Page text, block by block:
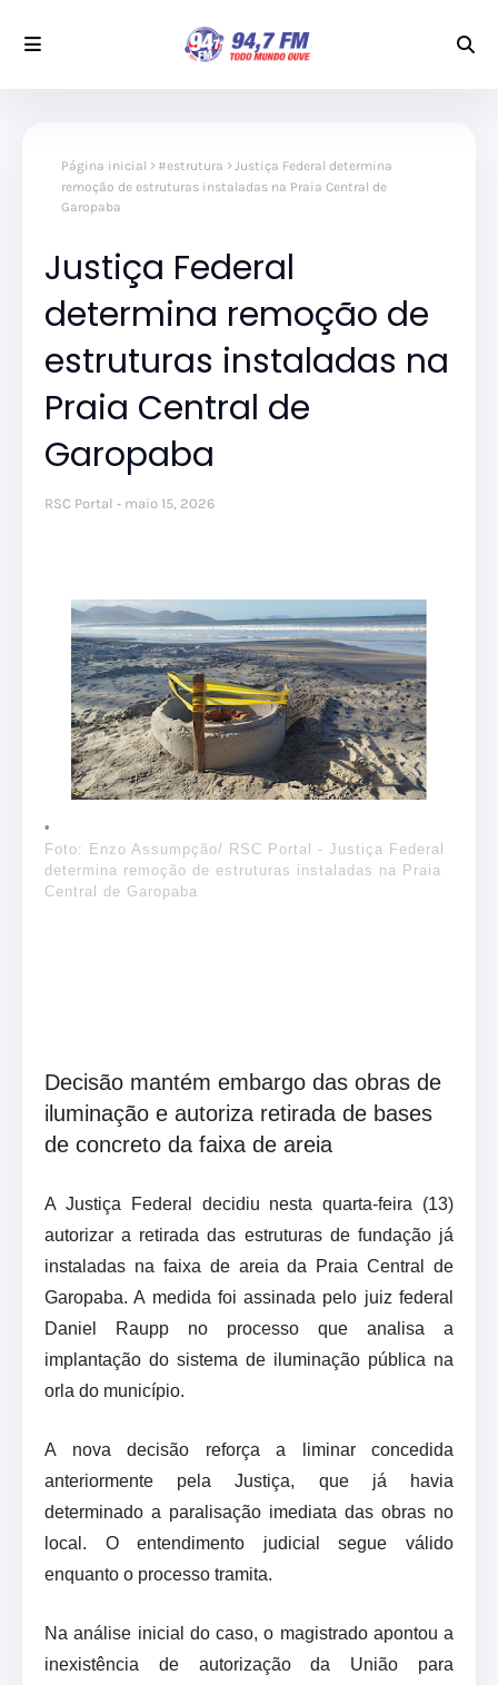
Página inicial #estrutura
Justiça Federal determina
remoção de estruturas instaladas na Praia Central de
Garopaba
Justiça Federal
determina remoção de
estruturas instaladas na
Praia Central de
Garopaba
RSC Portal maio 15, 2026
Foto: Enzo Assumpção/ RSC Portal - Justiça Federal
determina remoção de estruturas instaladas na Praia
Central de Garopaba
Decisão mantém embargo das obras de
iluminação e autoriza retirada de bases
de concreto da faixa de areia
A Justiça Federal decidiu nesta quarta-feira (13)
autorizar a retirada das estruturas de fundação já
instaladas na faixa de areia da Praia Central de
Garopaba. A medida foi assinada pelo juiz federal
Daniel Raupp no processo que analisa a
implantação do sistema de iluminação pública na
orla do município.
A nova decisão reforça a liminar concedida
anteriormente pela Justiça, que já havia
determinado a paralisação imediata das obras no
local. O entendimento judicial segue válido
enquanto o processo tramita.
Na análise inicial do caso, o magistrado apontou a
inexistência de autorização da União para